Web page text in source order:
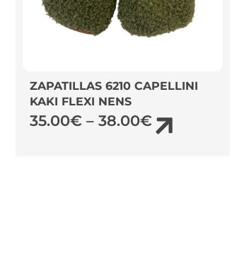
ZAPATILLAS 6210 CAPELLINI
KAKI FLEXI NENS
35.00€ – 38.00€